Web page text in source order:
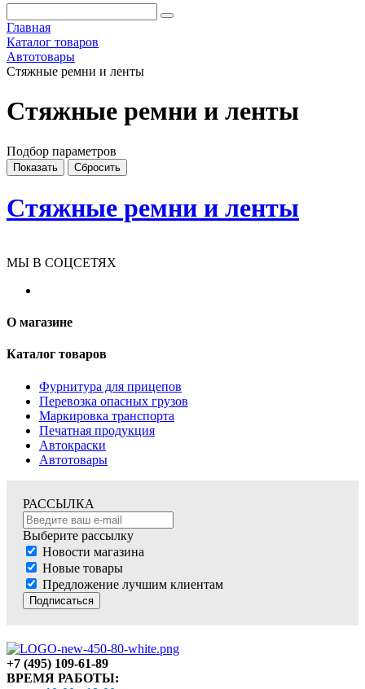
Главная
Каталог товаров
Автотовары
Стяжныe ремни и ленты
Стяжныe ремни и ленты
Подбор параметров
Стяжныe ремни и ленты
МЫ В СОЦСЕТЯХ
О магазине
Каталог товаров
Фурнитура для прицепов
Перевозка опасных грузов
Маркировка транспорта
Печатная продукция
Автокраски
Автотовары
РАССЫЛКА
Выберите рассылку
Новости магазина
Новые товары
Предложение лучшим клиентам
Подписаться
+7 (495) 109-61-89
ВРЕМЯ РАБОТЫ: